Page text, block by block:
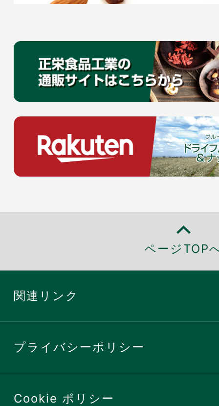
ページTOP
関連リンク
プライバシーポリシー
Cookie ポリシー